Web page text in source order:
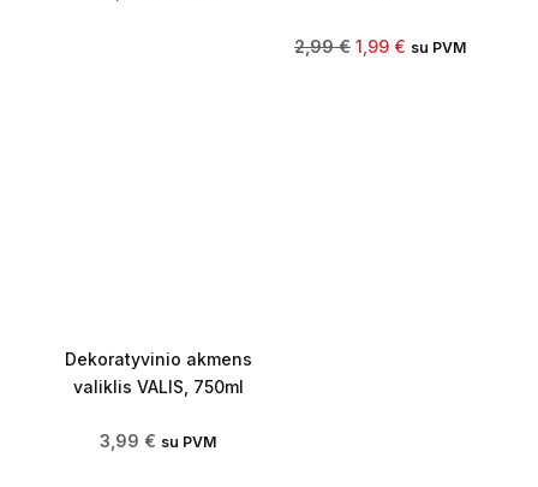
2,99€ 1,99 € su PVM
Dekoratyvinio akmens
valiklis VALIS, 750ml
3,99 € su PVM